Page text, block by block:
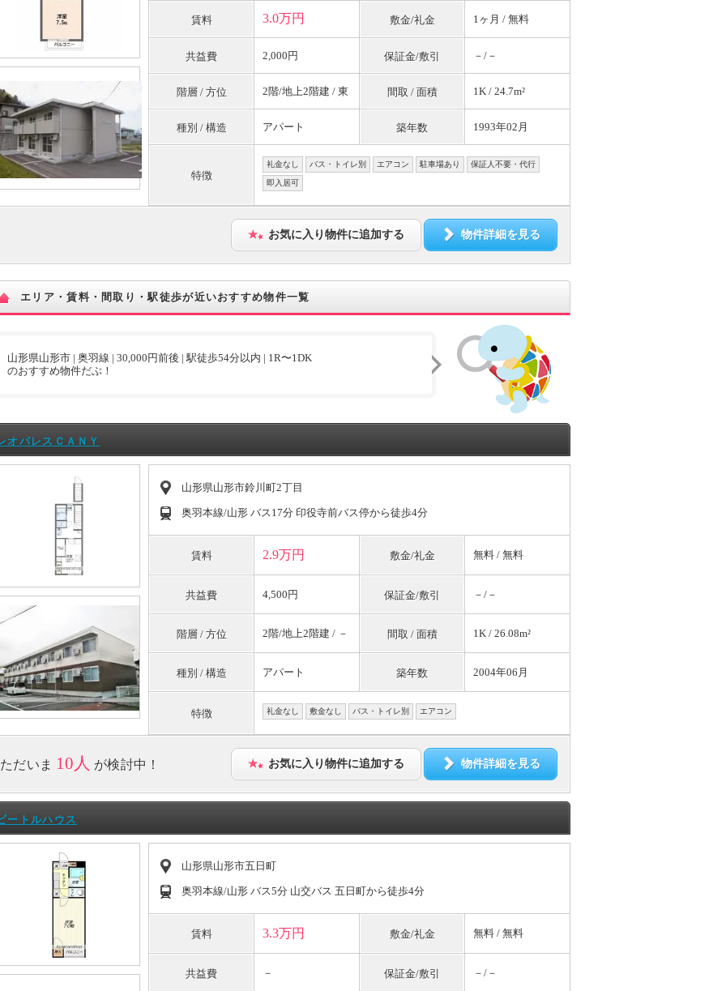
賃料 3.0万円 敷金/礼金 1ヶ月 / 無料
共益費 2,000円 保証金/敷引 －/－
階層 / 方位 2階/地上2階建 / 東 間取 / 面積 1K / 24.7m²
種別 / 構造 アパート 築年数 1993年02月
特徴
礼金なし バス・トイレ別 エアコン 駐車場あり 保証人不要・代行
即入居可
お気に入り物件に追加する 物件詳細を見る
エリア・賃料・間取り・駅徒歩が近いおすすめ物件一覧
山形県山形市 | 奥羽線 | 30,000円前後 | 駅徒歩54分以内 | 1R〜1DK
のおすすめ物件だぶ！
オパレスＣＡＮＹ
山形県山形市鈴川町2丁目
奥羽本線/山形 バス17分 印役寺前バス停から徒歩4分
賃料 2.9万円 敷金/礼金 無料 / 無料
共益費 4,500円 保証金/敷引 －/－
階層 / 方位 2階/地上2階建 / － 間取 / 面積 1K / 26.08m²
種別 / 構造 アパート 築年数 2004年06月
特徴 礼金なし 敷金なし バス・トイレ別 エアコン
ただいま 10人 が検討中！ お気に入り物件に追加する 物件詳細を見る
ートルハウス
山形県山形市五日町
奥羽本線/山形 バス5分 山交バス 五日町から徒歩4分
賃料 3.3万円 敷金/礼金 無料 / 無料
共益費 － 保証金/敷引 －/－